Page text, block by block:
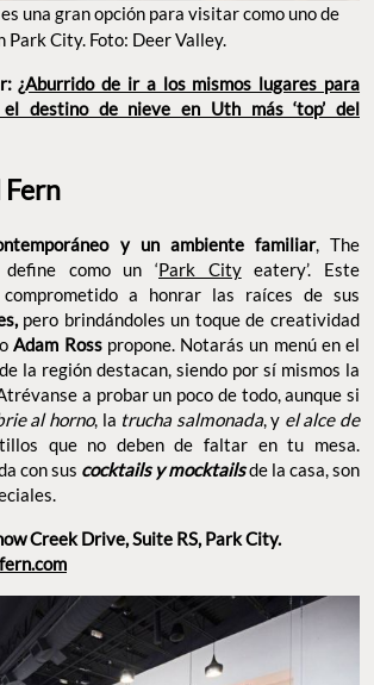
una gran opción para visitar como uno de
Park City. Foto: Deer Valley.
¿Aburrido de ir a los mismos lugares para
destino de nieve en Uth más ‘top’ del
y un ambiente familiar, The
como un ‘Park Cityeatery’. Este
a honrar las raíces de sus
pero brindándoles un toque de creatividad
Adam Rosspropone. Notarás un menú en el
la región destacan, siendo por sí mismos la
a probar un poco de todo, aunque si
al horno, la trucha salmonada, y el alce de
que no deben de faltar en tu mesa.
con sus cocktails y mocktailsde la casa, son
Creek Drive, Suite RS, Park City.